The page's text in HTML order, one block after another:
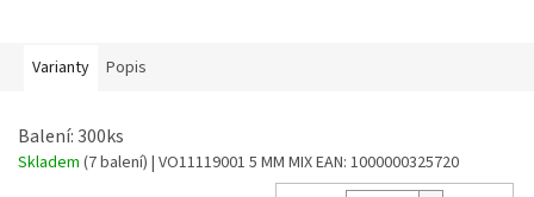
Varianty Popis
Balení: 300ks
Skladem (7 balení) | VO11119001 5 MM MIXEAN: 1000000325720